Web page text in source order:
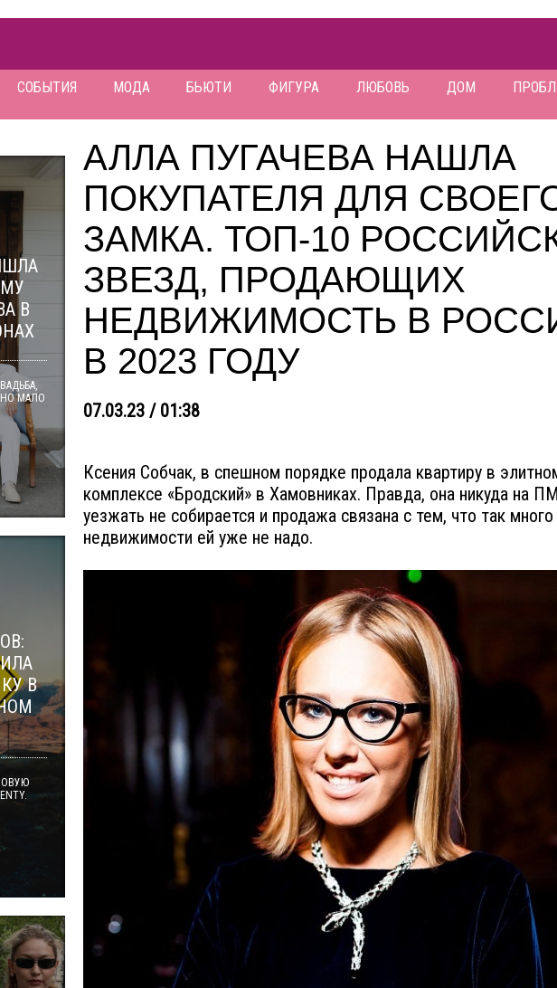
СОБЫТИЯ МОДА БЬЮТИ ФИГУРА ЛЮБОВЬ ДОМ
АЛЛА ПУГАЧЕВА НАШЛА
ПОКУПАТЕЛЯ ДЛЯ
ЗАМКА. ТОП-10
ЗВЕЗД, ПРОДАЮЩИХ
НЕДВИЖИМОСТЬ В
В 2023 ГОДУ
07.03.23 / 01:38
Ксения Собчак, в спешном порядке продала квартиру в
комплексе «Бродский» в Хамовниках. Правда, она никуда на
уезжать не собирается и продажа связана с тем, что так много
недвижимости ей уже не надо.
В
МАЛО
В